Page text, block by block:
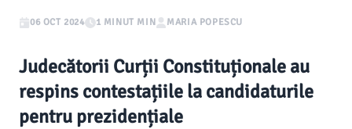
06 OCT 2024 1 MINUT MIN MARIA POPESCU
Judecătorii Curții Constituționale au
respins contestațiile la candidaturile
pentru prezidențiale